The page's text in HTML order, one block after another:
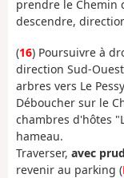
prendre le Chemin
descendre,
(16) Poursuivre à
direction Sud-
arbres vers Le
Déboucher sur le
chambres d'hôtes
hameau.
Traverser, avec
revenir au parking (